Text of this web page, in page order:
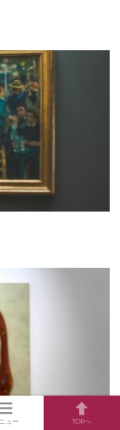
ュー TOPへ